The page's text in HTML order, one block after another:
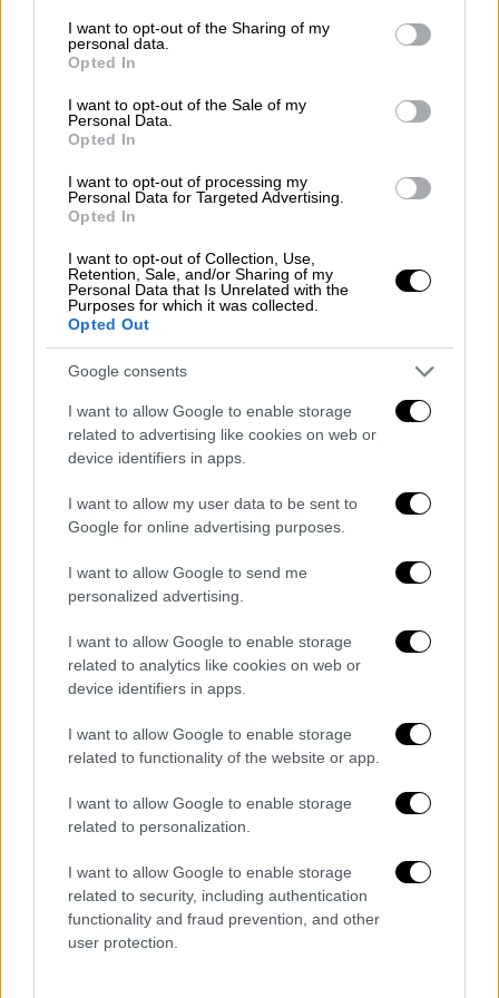
not limited to your visit or usage behaviour. You may click to
grant or deny consent to Google and its third-party tags to
use your data for below specified purposes in below Google
consent section.
I want to opt-out of the Sharing of my
personal data.
Opted In
I want to opt-out of the Sale of my
Personal Data.
Opted In
I want to opt-out of processing my
Personal Data for Targeted Advertising.
Opted In
I want to opt-out of Collection, Use,
Retention, Sale, and/or Sharing of my
Personal Data that Is Unrelated with the
Purposes for which it was collected.
Opted Out
Google consents
I want to allow Google to enable storage
related to advertising like cookies on web or
device identifiers in apps.
I want to allow my user data to be sent to
Google for online advertising purposes.
I want to allow Google to send me
personalized advertising.
I want to allow Google to enable storage
related to analytics like cookies on web or
device identifiers in apps.
I want to allow Google to enable storage
related to functionality of the website or app.
I want to allow Google to enable storage
related to personalization.
I want to allow Google to enable storage
related to security, including authentication
functionality and fraud prevention, and other
user protection.
την ουκρανική αντιαεροπορική άμυνα
-επίσης στη διάρκεια ρωσικών αεροπορικών
επιδρομών--, κατέπεσε στο έδαφος της
Πολωνίας, χώρας μέλους του
προκαλώντας φόβους για κλιμάκωση, οι
Η Λευκορωσία επέτρεψε στη Μόσχα να
Φεβρουάριο ως βάση για τα ρωσικά
στρατεύματα και εξοπλισμό κατά την έναρξη
της, όπως την αποκαλεί η Ρωσία, «ειδικής
στρατιωτικής επιχείρησής» της στην
Ουκρανία.
Η ρωσική και λευκορωσική στρατιωτική
δραστηριότητα στη Λευκορωσία έχει επίσης
σημειώσει αύξηση τους τελευταίους μήνες.
Ο Πεσκόφ υπογράμμισε σήμερα τους
στενούς στρατιωτικούς δεσμούς που
υπάρχουν ανάμεσα στις δύο χώρες,
σημειώνοντας ότι η Ρωσία βρίσκεται σε
«διαρκή διάλογο και διαρκή συντονισμό» με
Λευκορωσία.
Το Μινσκ επιμένει ωστόσο ότι δεν μετέχει
στην σύγκρουση στηνΟυκρανίακαι ότι δεν
ασφάλειά του από την Ουκρανία ή τους
OΛΕΣ ΟΙ ΕΙΔΗΣΕΙΣ
Γιατί η Τουρκία επαναφέρει και